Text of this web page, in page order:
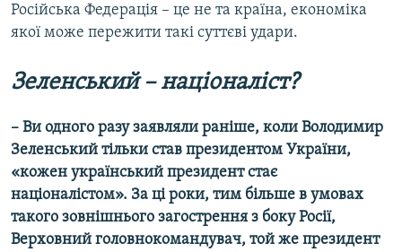
Російська Федерація – це не та країна, економіка
якої може пережити такі суттєві удари.
Зеленський – націоналіст?
– Ви одного разу заявляли раніше, коли Володимир
Зеленський тільки став президентом України,
«кожен український президент стає
націоналістом». За ці роки, тим більше в умовах
такого зовнішнього загострення з боку Росії,
Верховний головнокомандувач, той же президент